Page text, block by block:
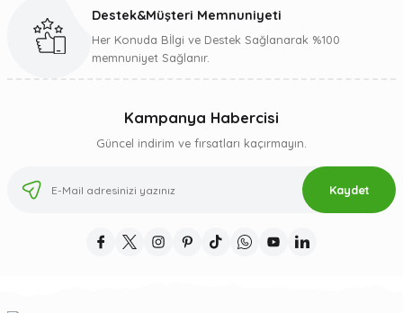
Gönder
Destek&Müşteri Memnuniyeti
Her Konuda Bİlgi ve Destek Sağlanarak %100
memnuniyet Sağlanır.
Kampanya Habercisi
Güncel indirim ve fırsatları kaçırmayın.
Kaydet